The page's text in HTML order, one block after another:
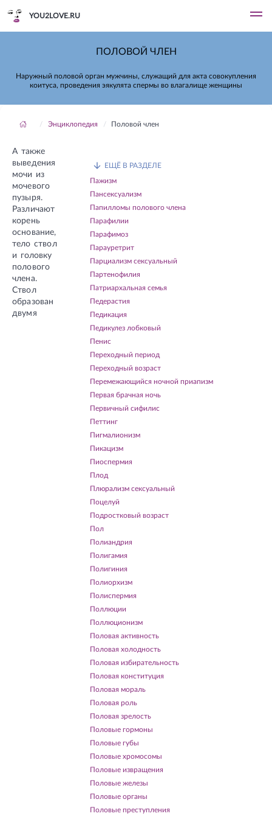
YOU2LOVE.RU
ПОЛОВОЙ ЧЛЕН
Наружный половой орган мужчины, служащий для акта совокупления
коитуса, проведения эякулята спермы во влагалище женщины
Энциклопедия Половой член
ЕЩЁ В РАЗДЕЛЕ
Пажизм
Пансексуализм
Папилломы полового члена
Парафилии
Парафимоз
Парауретрит
Парциализм сексуальный
Партенофилия
Патриархальная семья
Педерастия
Педикация
Педикулез лобковый
Пенис
Переходный период
Переходный возраст
Перемежающийся ночной приапизм
Первая брачная ночь
Первичный сифилис
Петтинг
Пигмалионизм
Пикацизм
Пиоспермия
Плод
Плюрализм сексуальный
Поцелуй
Подростковый возраст
Пол
Полиандрия
Полигамия
Полигиния
Полиорхизм
Полиспермия
Поллюции
Поллюционизм
Половая активность
Половая холодность
Половая избирательность
Половая конституция
Половая мораль
Половая роль
Половая зрелость
Половые гормоны
Половые губы
Половые хромосомы
Половые извращения
Половые железы
Половые органы
Половые преступления
А также
выведения
мочи из
мочевого
пузыря.
Различают
корень
основание,
тело ствол
и головку
полового
члена.
Ствол
образован
двумя